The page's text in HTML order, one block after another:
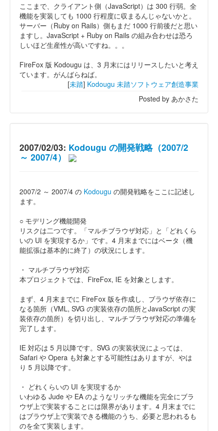
ここまで、クライアント側（JavaScript）は 300 行弱。全
機能を実装しても 1000 行程度に収まるんじゃないかと。
サーバー（Ruby on Rails）側もまだ 1000 行前後だと思い
ますし。JavaScript + Ruby on Rails の組み合わせは恐ろ
しいほど生産性が高いですね。。。
FireFox 版 Kodougu は、3 月末にはリリースしたいと考え
ています。がんばらねば。
[未踏] Kodougu 未踏ソフトウェア創造事業
Posted by あかさた
2007/02/03: Kodougu の開発戦略（2007/2
～ 2007/4）
2007/2 ～ 2007/4 の Kodougu の開発戦略をここに記述し
ます。
○ モデリング機能開発
リスクは二つです。「マルチブラウザ対応」と「どれくら
いの UI を実現するか」です。4 月末までにはベータ（機
能拡張は基本的に終了）の状況にします。
・ マルチブラウザ対応
本プロジェクトでは、FireFox, IE を対象とします。
まず、4 月末までに FireFox 版を作成し、ブラウザ依存に
なる箇所（VML, SVG の実装依存の箇所とJavaScript の実
装依存の箇所）を切り出し、マルチブラウザ対応の準備を
完了します。
IE 対応は 5 月以降です。SVG の実装状況によっては、
Safari や Opera も対象とする可能性はありますが、やは
り 5 月以降です。
・ どれくらいの UI を実現するか
いわゆる Jude や EA のようなリッチな機能を完全にブラ
ウザ上で実装することには限界があります。4 月末までに
はブラウザ上で実装できる機能のうち、必要と思われるも
のを全て実装します。